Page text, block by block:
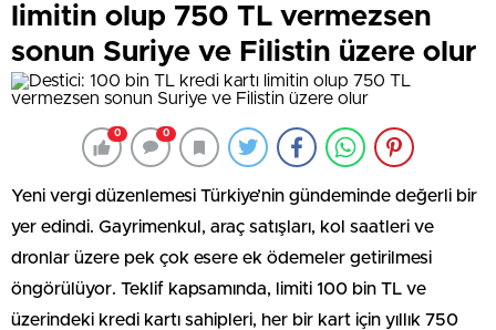
limitin olup 750 TL vermezsen
sonun Suriye ve Filistin üzere olur
0 0
Yeni vergi düzenlemesi Türkiye’nin gündeminde değerli bir
yer edindi. Gayrimenkul, araç satışları, kol saatleri ve
dronlar üzere pek çok esere ek ödemeler getirilmesi
öngörülüyor. Teklif kapsamında, limiti 100 bin TL ve
üzerindeki kredi kartı sahipleri, her bir kart için yıllık 750